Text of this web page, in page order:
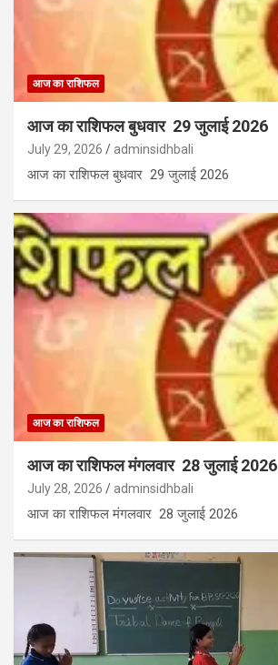
आज का राशिफल
आज का राशिफल बुधवार 29 जुलाई 2026
July 29, 2026 adminsidhbali
आज का राशिफल बुधवार 29 जुलाई 2026
आज का राशिफल
आज का राशिफल मंगलवार 28 जुलाई 2026
July 28, 2026 adminsidhbali
आज का राशिफल मंगलवार 28 जुलाई 2026